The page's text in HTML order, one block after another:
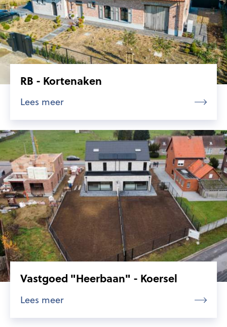
RB - Kortenaken
Lees meer
Vastgoed "Heerbaan" - Koersel
Lees meer